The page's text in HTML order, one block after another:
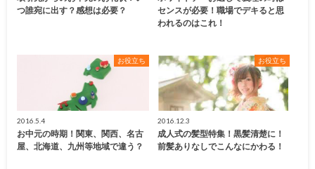
つ誰宛に出す？感想は必要？
センスが必要！職場でデキると思
われるのはこれ！
お役立ち
2016.5.4
お中元の時期！関東、関西、名古
屋、北海道、九州等地域で違う？
お役立ち
2016.12.3
成人式の髪型特集！黒髪清楚に！
前髪ありなしでこんなにかわる！